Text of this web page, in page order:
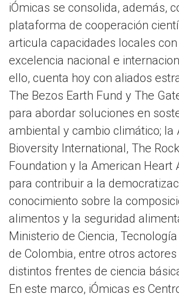
iÓmicas se consolida, además,
plataforma de cooperación
articula capacidades locales
excelencia nacional e
ello, cuenta hoy con aliados
The Bezos Earth Fund y The
para abordar soluciones en
ambiental y cambio climático; la
Bioversity International, The
Foundation y la American Heart
para contribuir a la
conocimiento sobre la
alimentos y la seguridad
Ministerio de Ciencia,
de Colombia, entre otros
distintos frentes de ciencia
En este marco, iÓmicas es